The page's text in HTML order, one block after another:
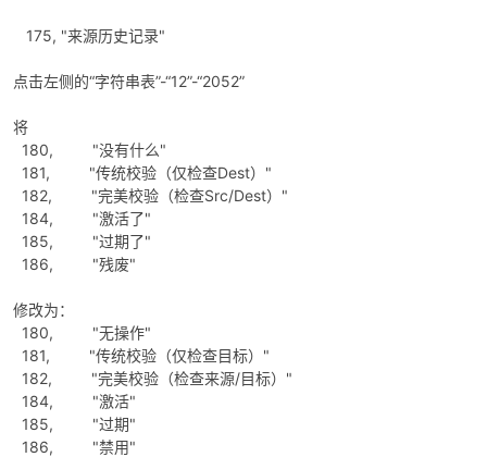
175, "来源历史记录"
点击左侧的“字符串表”-“12”-“2052”
将
180, "没有什么"
181, "传统校验（仅检查Dest）"
182, "完美校验（检查Src/Dest）"
184, "激活了"
185, "过期了"
186, "残废"
修改为：
180, "无操作"
181, "传统校验（仅检查目标）"
182, "完美校验（检查来源/目标）"
184, "激活"
185, "过期"
186, "禁用"